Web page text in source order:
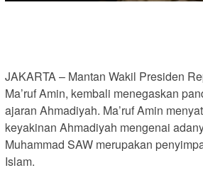
JAKARTA – Mantan Wakil Presiden
Ma’ruf Amin, kembali menegaskan
ajaran Ahmadiyah. Ma’ruf Amin
keyakinan Ahmadiyah mengenai
Muhammad SAW merupakan
Islam.